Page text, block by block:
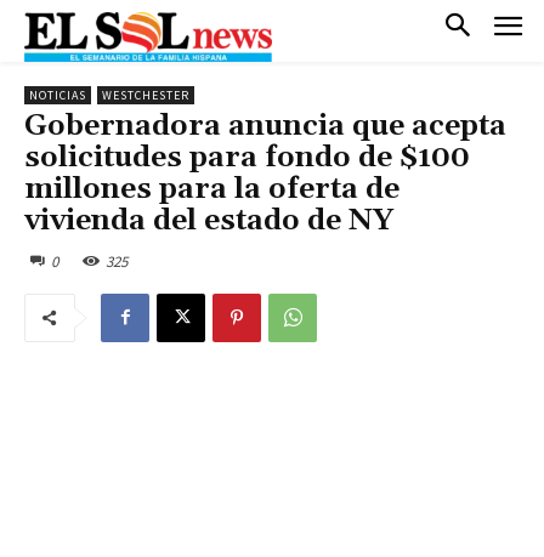
NOTICIAS WESTCHESTER
Gobernadora anuncia que acepta
solicitudes para fondo de $100
millones para la oferta de
vivienda del estado de NY
0 325